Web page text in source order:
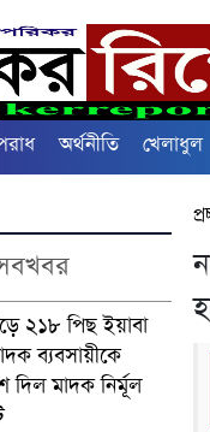
অর্থনীতি খেলাধুল
২১৮ পিছ ইয়াবা
ব্যবসায়ীকে
দিল মাদক নির্মূল